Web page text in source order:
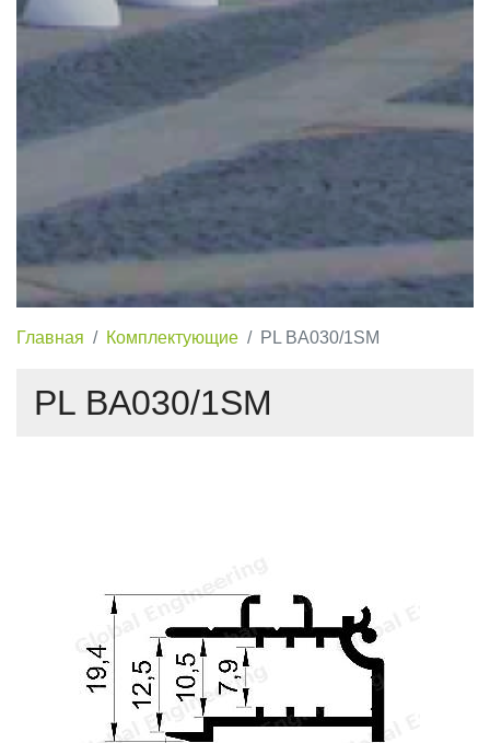
Главная Комплектующие PL BA030/1SM
PL BA030/1SM